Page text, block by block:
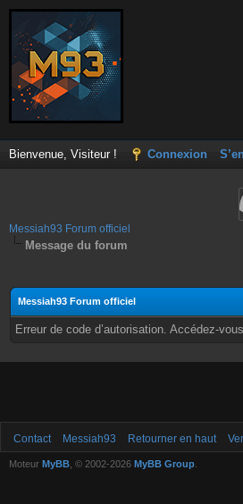
Bienvenue, Visiteur ! Connexion
Messiah93 Forum officiel
Message du forum
Messiah93 Forum officiel
Erreur de code d’autorisation. Accédez-
Contact Messiah93 Retourner en haut
Moteur MyBB , © 2002-2026 MyBB Group